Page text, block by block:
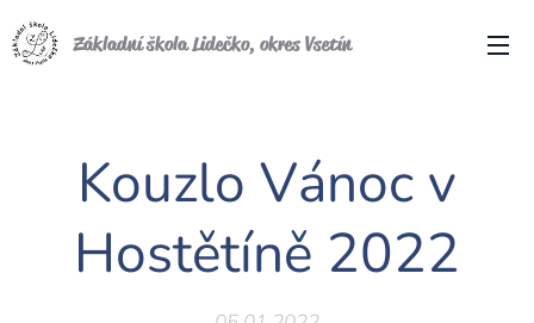
Základní škola Lidečko, okres Vsetín
Kouzlo Vánoc v
Hostětíně 2022